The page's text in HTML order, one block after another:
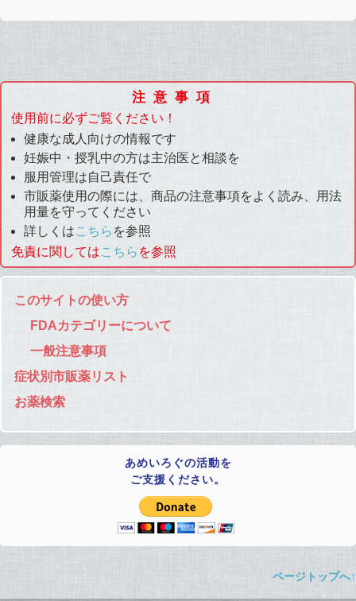
注意事項
使用前に必ずご覧ください！
健康な成人向けの情報です
妊娠中・授乳中の方は主治医と相談を
服用管理は自己責任で
市販薬使用の際には、商品の注意事項をよく読み、用法
用量を守ってください
詳しくはこちら を参照
免責に関してはこちら を参照
このサイトの使い方
FDAカテゴリーについて
一般注意事項
症状別市販薬リスト
お薬検索
あめいろぐの活動を
ご支援ください。
ページトップへ↑